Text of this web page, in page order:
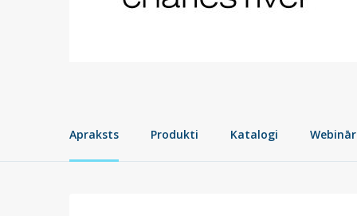
Apraksts Produkti Katalogi